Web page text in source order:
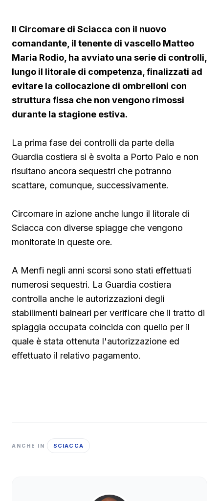
Il Circomare di Sciacca con il nuovo
comandante, il tenente di vascello Matteo
Maria Rodio, ha avviato una serie di controlli,
lungo il litorale di competenza, finalizzati ad
evitare la collocazione di ombrelloni con
struttura fissa che non vengono rimossi
durante la stagione estiva.
La prima fase dei controlli da parte della
Guardia costiera si è svolta a Porto Palo e non
risultano ancora sequestri che potranno
scattare, comunque, successivamente.
Circomare in azione anche lungo il litorale di
Sciacca con diverse spiagge che vengono
monitorate in queste ore.
A Menfi negli anni scorsi sono stati effettuati
numerosi sequestri. La Guardia costiera
controlla anche le autorizzazioni degli
stabilimenti balneari per verificare che il tratto di
spiaggia occupata coincida con quello per il
quale è stata ottenuta l'autorizzazione ed
effettuato il relativo pagamento.
ANCHE IN SCIACCA